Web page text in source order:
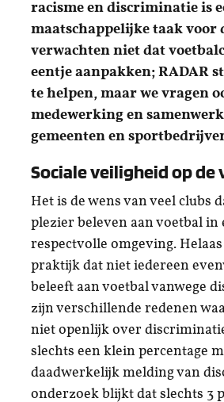
racisme en discriminatie is
maatschappelijke taak voor
verwachten niet dat
eentje aanpakken; RADAR
te helpen, maar we vragen
medewerking en
gemeenten en
Sociale veiligheid op de
Het is de wens van veel clubs
plezier beleven aan voetbal in
respectvolle omgeving.
praktijk dat niet iedereen
beleeft aan voetbal vanwege
zijn verschillende redenen
niet openlijk over
slechts een klein percentage
daadwerkelijk melding van
onderzoek blijkt dat slechts 3